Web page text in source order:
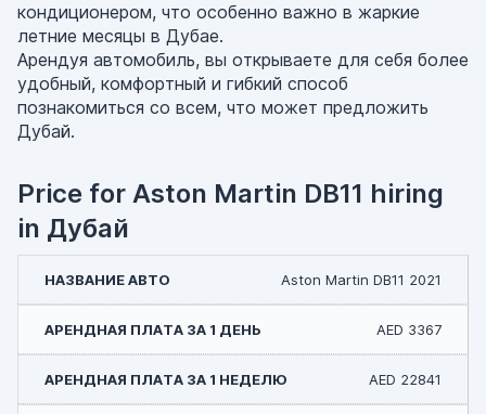
кондиционером, что особенно важно в жаркие
летние месяцы в Дубае.
Арендуя автомобиль, вы открываете для себя более
удобный, комфортный и гибкий способ
познакомиться со всем, что может предложить
Дубай.
Price for Aston Martin DB11 hiring
in Дубай
Aston Martin DB11 2021
AED 3367
AED 22841